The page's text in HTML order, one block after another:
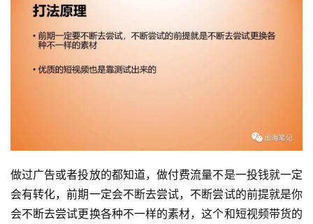
做过广告或者投放的都知道，做付费流量不是一投钱就一定
会有转化，前期一定会不断去尝试，不断尝试的前提就是你
会不断去尝试更换各种不一样的素材，这个和短视频带货的